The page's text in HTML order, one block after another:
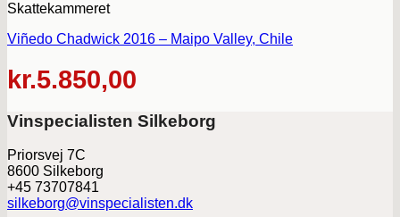
Skattekammeret
Viñedo Chadwick 2016 – Maipo Valley, Chile
kr.5.850,00
Vinspecialisten Silkeborg
Priorsvej 7C
8600 Silkeborg
+45 73707841
silkeborg@vinspecialisten.dk